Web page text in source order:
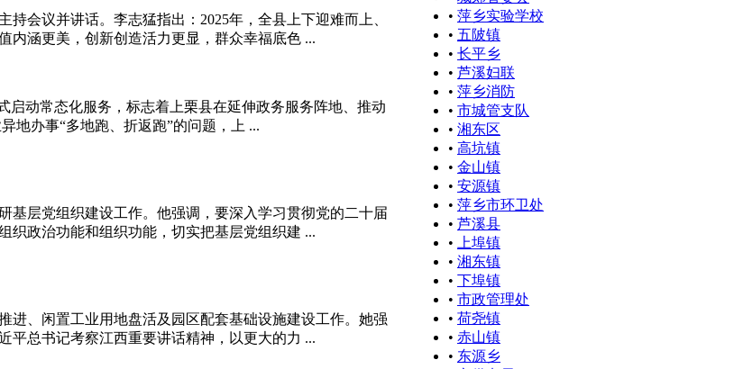
会议并讲话。李志猛指出：2025年，全县上下迎难而上、
内涵更美，创新创造活力更显，群众幸福底色 ...
动常态化服务，标志着上栗县在延伸政务服务阵地、推动
地办事“多地跑、折返跑”的问题，上 ...
基层党组织建设工作。他强调，要深入学习贯彻党的二十届
织政治功能和组织功能，切实把基层党组织建 ...
进、闲置工业用地盘活及园区配套基础设施建设工作。她强
平总书记考察江西重要讲话精神，以更大的力 ...
• 萍乡实验学校
• 五陂镇
• 长平乡
• 芦溪妇联
• 萍乡消防
• 市城管支队
• 湘东区
• 高坑镇
• 金山镇
• 安源镇
• 萍乡市环卫处
• 芦溪县
•
上埠镇
• 湘东镇
• 下埠镇
• 市政管理处
• 荷尧镇
• 赤山镇
• 东源乡